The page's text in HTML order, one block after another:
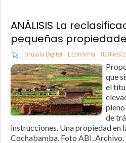
ANÁLISIS La
pequeñas
Brújula Digital Economía 02/Feb/
que
el
de
instrucciones. Una propiedad en
Cochabamba. Foto ABI. Archivo.